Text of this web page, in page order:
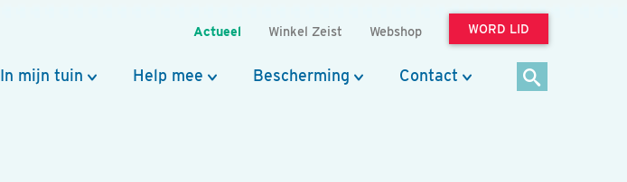
Actueel Winkel Zeist Webshop WORD LID
In mijn tuin Help mee Bescherming Contact